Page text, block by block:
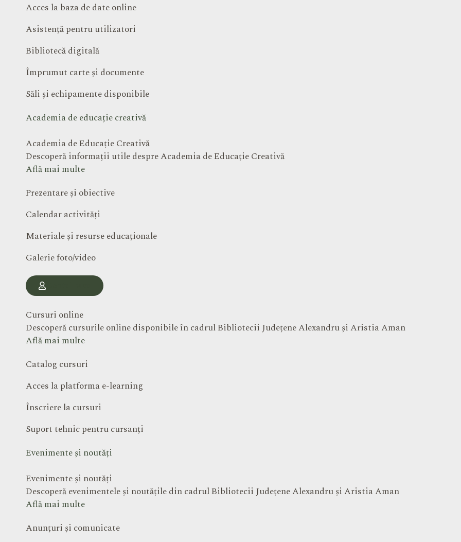
Acces la baza de date online
Asistență pentru utilizatori
Bibliotecă digitală
Împrumut carte și documente
Săli și echipamente disponibile
Academia de educație creativă
Academia de Educație Creativă
Descoperă informații utile despre Academia de Educație Creativă
Află mai multe
Prezentare și obiective
Calendar activități
Materiale și resurse educaționale
Galerie foto/video
Cursuri online
Descoperă cursurile online disponibile în cadrul Bibliotecii Județene Alexandru și Aristia Aman
Află mai multe
Catalog cursuri
Acces la platforma e-learning
Înscriere la cursuri
Suport tehnic pentru cursanți
Evenimente și noutăți
Evenimente și noutăți
Descoperă evenimentele și noutățile din cadrul Bibliotecii Județene Alexandru și Aristia Aman
Află mai multe
Anunțuri și comunicate